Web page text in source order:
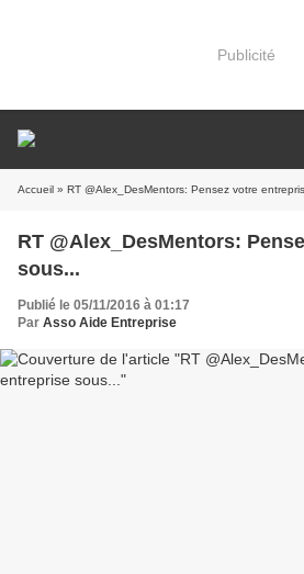
Publicité
Accueil » RT @Alex_DesMentors: Pensez votre
RT @Alex_DesMentors:
sous...
Publié le 05/11/2016 à 01:17
Par Asso Aide Entreprise